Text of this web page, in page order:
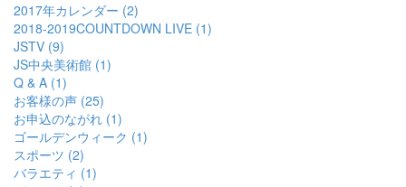
2017年カレンダー (2)
2018-2019COUNTDOWN LIVE (1)
JSTV (9)
JS中央美術館 (1)
Q & A (1)
お客様の声 (25)
お申込のながれ (1)
ゴールデンウィーク (1)
スポーツ (2)
バラエティ (1)